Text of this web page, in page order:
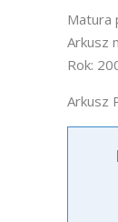
Matura
Arkusz
Rok:
Arkusz